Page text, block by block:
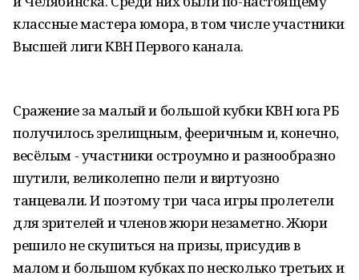
классные мастера юмора, в том числе участники
Высшей лиги КВН Первого канала.
Сражение за малый и большой кубки КВН юга РБ
получилось зрелищным, фееричным и, конечно,
весёлым - участники остроумно и разнообразно
шутили, великолепно пели и виртуозно
танцевали. И поэтому три часа игры пролетели
для зрителей и членов жюри незаметно. Жюри
решило не скупиться на призы, присудив в
малом и большом кубках по несколько третьих и